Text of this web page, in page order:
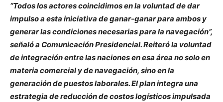
“Todos los actores coincidimos en la voluntad de dar
impulso a esta iniciativa de ganar-ganar para ambos y
generar las condiciones necesarias para la navegación”,
señaló a Comunicación Presidencial. Reiteró la voluntad
de integración entre las naciones en esa área no solo en
materia comercial y de navegación, sino en la
generación de puestos laborales. El plan integra una
estrategia de reducción de costos logísticos impulsada